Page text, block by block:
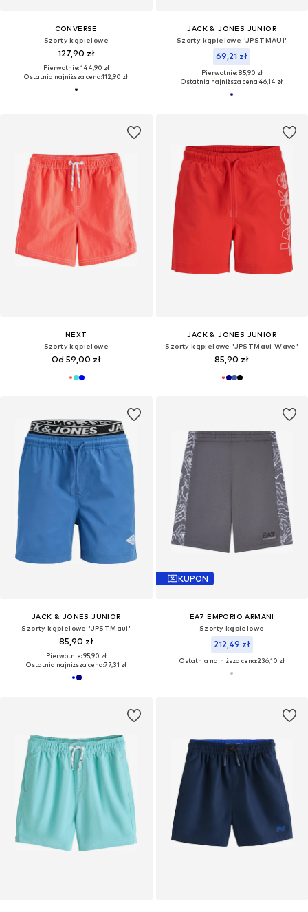
CONVERSE
Szorty kąpielowe
127,90 zł
Pierwotnie: 144,90 zł
Ostatnia najniższa cena:112,90 zł
JACK & JONES JUNIOR
Szorty kąpielowe 'JPSTMAUI'
69,21 zł
Pierwotnie: 85,90 zł
Ostatnia najniższa cena:46,14 zł
NEXT
Szorty kąpielowe
Od 59,00 zł
JACK & JONES JUNIOR
Szorty kąpielowe 'JPSTMaui Wave'
85,90 zł
JACK & JONES JUNIOR
Szorty kąpielowe 'JPSTMaui'
85,90 zł
Pierwotnie: 95,90 zł
Ostatnia najniższa cena:77,31 zł
KUPON
EA7 EMPORIO ARMANI
Szorty kąpielowe
212,49 zł
Ostatnia najniższa cena:236,10 zł